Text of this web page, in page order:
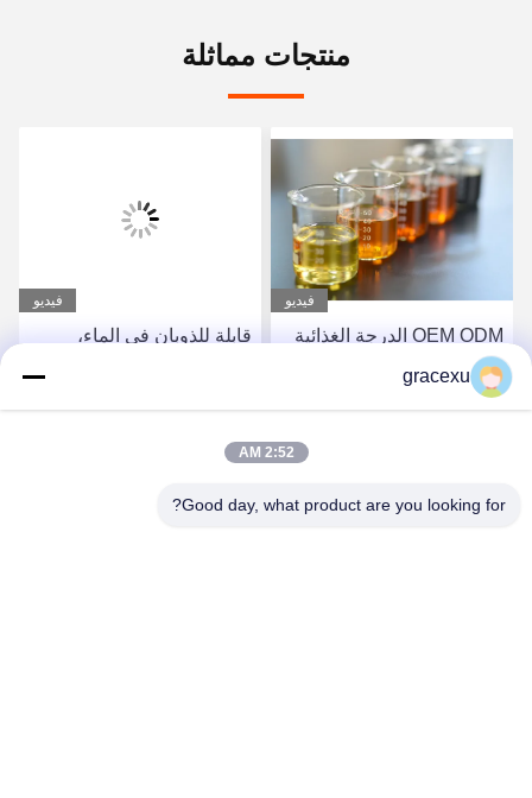
منتجات مماثلة
فيديو
OEM ODM الدرجة الغذائية
الإنزيمات الكاتالازة الدقيق
المحفز عامل تخفيف
احصل على أفضل سعر
فيديو
قابلة للذوبان في الماء،
gracexu
2:52 AM
Good day, what product are you looking for?